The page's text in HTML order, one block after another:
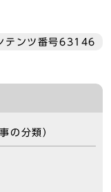
テンツ番号63146
の分類）